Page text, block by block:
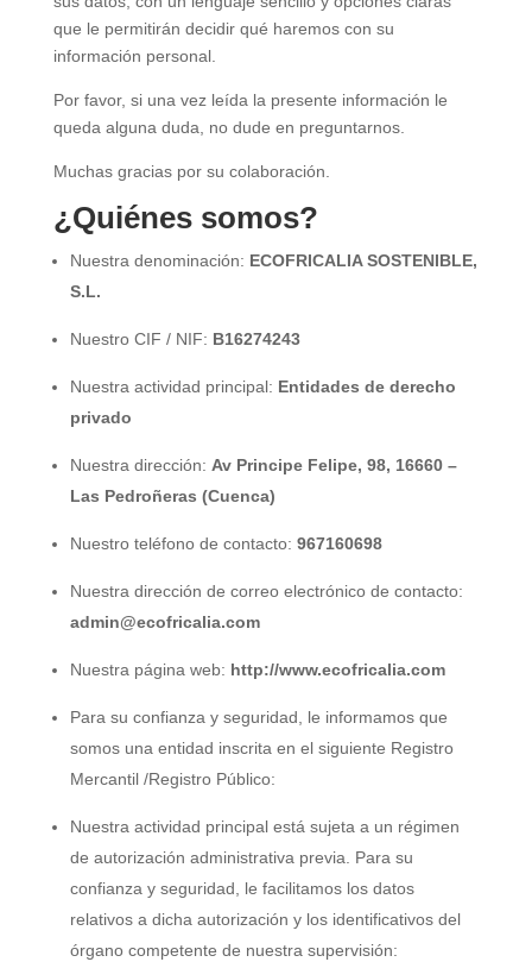
que le permitirán decidir qué haremos con su
información personal.
Por favor, si una vez leída la presente información le
queda alguna duda, no dude en preguntarnos.
Muchas gracias por su colaboración.
¿Quiénes somos?
Nuestra denominación: ECOFRICALIA SOSTENIBLE,
S.L.
Nuestro CIF / NIF: B16274243
Nuestra actividad principal: Entidades de derecho
privado
Nuestra dirección: Av Principe Felipe, 98, 16660 –
Las Pedroñeras (Cuenca)
Nuestro teléfono de contacto: 967160698
Nuestra dirección de correo electrónico de contacto:
admin@ecofricalia.com
Nuestra página web: http://www.ecofricalia.com
Para su confianza y seguridad, le informamos que
somos una entidad inscrita en el siguiente Registro
Mercantil /Registro Público:
Nuestra actividad principal está sujeta a un régimen
de autorización administrativa previa. Para su
confianza y seguridad, le facilitamos los datos
relativos a dicha autorización y los identificativos del
órgano competente de nuestra supervisión: